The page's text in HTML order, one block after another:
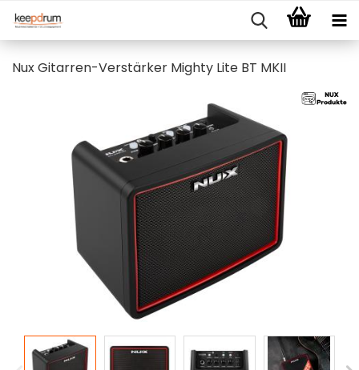
Nux Gitarren-Verstärker Mighty Lite BT MKII